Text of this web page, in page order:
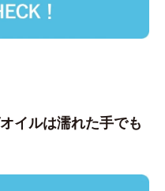
イルは濡れた手でも